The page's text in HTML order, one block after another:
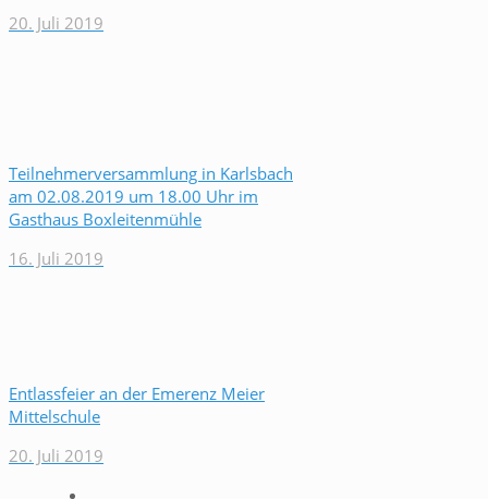
20. Juli 2019
Teilnehmerversammlung in Karlsbach
am 02.08.2019 um 18.00 Uhr im
Gasthaus Boxleitenmühle
16. Juli 2019
Entlassfeier an der Emerenz Meier
Mittelschule
20. Juli 2019